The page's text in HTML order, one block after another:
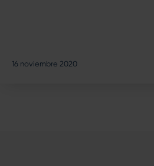
16 noviembre 2020